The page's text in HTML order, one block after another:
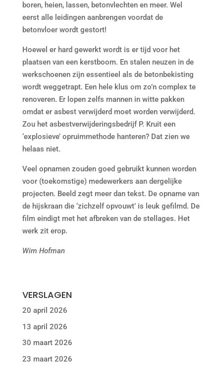
boren, heien, lassen, betonvlechten en meer. Wel
eerst alle leidingen aanbrengen voordat de
betonvloer wordt gestort!
Hoewel er hard gewerkt wordt is er tijd voor het
plaatsen van een kerstboom. En stalen neuzen in de
werkschoenen zijn essentieel als de betonbekisting
wordt weggetrapt. Een hele klus om zo’n complex te
renoveren. Er lopen zelfs mannen in witte pakken
omdat er asbest verwijderd moet worden verwijderd.
Zou het asbestverwijderingsbedrijf P. Kruit een
‘explosieve’ opruimmethode hanteren? Dat zien we
helaas niet.
Veel opnamen zouden goed gebruikt kunnen worden
voor (toekomstige) medewerkers aan dergelijke
projecten. Beeld zegt meer dan tekst. De opname van
de hijskraan die ‘zichzelf opvouwt’ is leuk gefilmd. De
film eindigt met het afbreken van de stellages. Het
werk zit erop.
Wim Hofman
VERSLAGEN
20 april 2026
13 april 2026
30 maart 2026
23 maart 2026